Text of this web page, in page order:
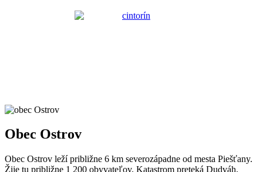
Obec Ostrov
Obec Ostrov leží približne 6 km severozápadne od mesta Piešťany.
Žije tu približne 1 200 obyvateľov. Katastrom preteká Dudváh.